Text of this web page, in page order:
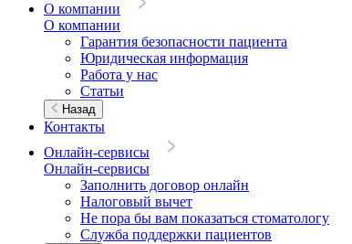
О компании
О компании
Гарантия безопасности пациента
Юридическая информация
Работа у нас
Статьи
Назад
Контакты
Онлайн-сервисы
Онлайн-сервисы
Заполнить договор онлайн
Налоговый вычет
Не пора бы вам показаться стоматологу
Служба поддержки пациентов